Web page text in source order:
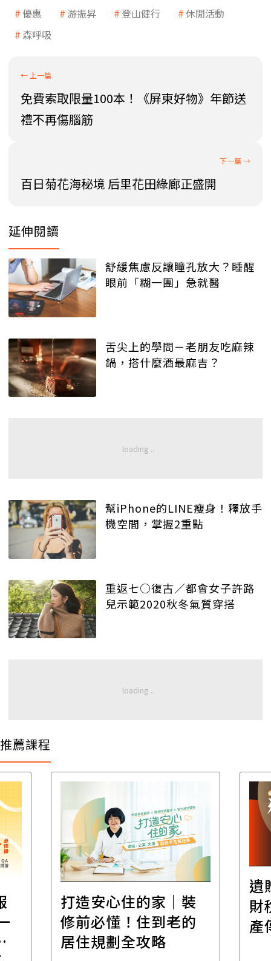
優惠 游振昇 登山健行
休閒活動
森呼吸
免費索取限量100本！《屏東好物》年節送
禮不再傷腦筋
百日菊花海秘境 后里花田綠廊正盛開
延伸閱讀
舒緩焦慮反讓瞳孔放大？睡醒
眼前「糊一團」急就醫
舌尖上的學問－老朋友吃麻辣
鍋，搭什麼酒最麻吉？
幫iPhone的LINE瘦身！釋放手
機空間，掌握2重點
重返七○復古／都會女子許路
兒示範2020秋冬氣質穿搭
推薦課程
打造安心住的家｜裝
修前必懂！住到老的
居住規劃全攻略
遺
財
產